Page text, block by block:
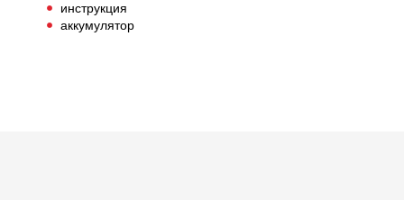
инструкция
аккумулятор